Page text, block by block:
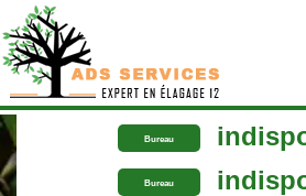
Bureau
Bureau